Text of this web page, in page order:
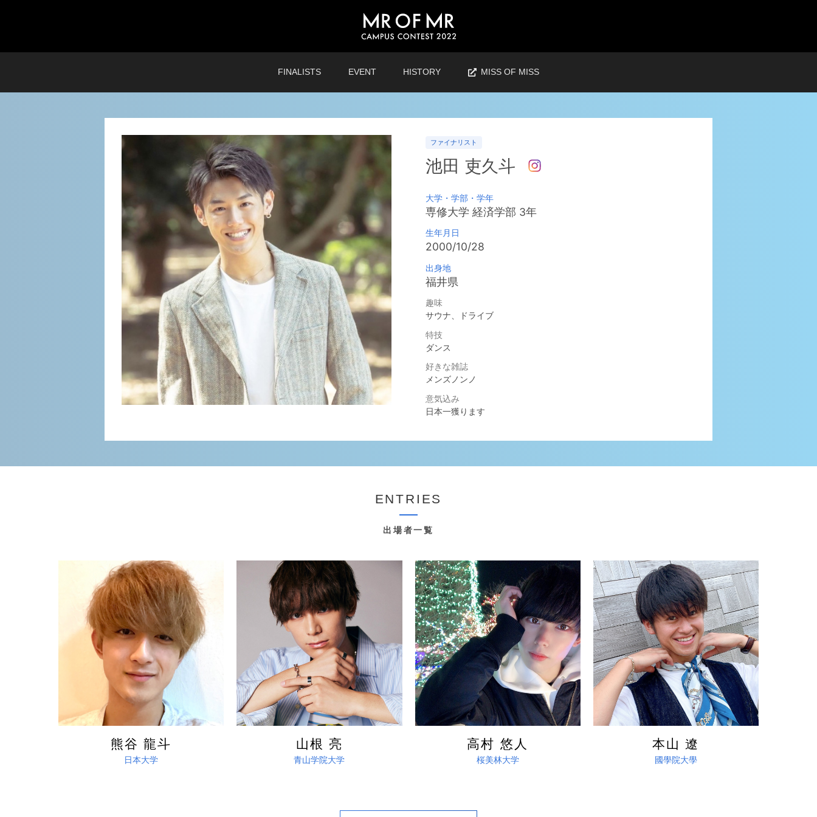
FINALISTS EVENT HISTORY MISS OF MISS
ファイナリスト
池田 吏久斗
大学・学部・学年
専修大学 経済学部 3年
生年月日
2000/10/28
出身地
福井県
趣味
サウナ、ドライブ
特技
ダンス
好きな雑誌
メンズノンノ
意気込み
日本一獲ります
ENTRIES
出場者一覧
詳しく見る
熊谷 龍斗
日本大学
詳しく見る
山根 亮
青山学院大学
詳しく見る
高村 悠人
桜美林大学
詳しく見る
本山 遼
國學院大學